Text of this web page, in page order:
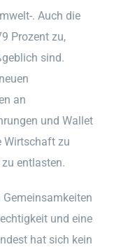
. Auch die
Prozent zu,
sind.
an
und Wallet
Wirtschaft zu
entlasten.
und eine
hat sich kein